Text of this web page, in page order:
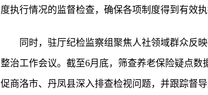
度执行情况的监督检查，确保各项制度得到有效执
同时，驻厅纪检监察组聚焦人社领域群众反
整治工作会议。截至6月底，筛查养老保险疑点
促商洛市、丹凤县深入排查检视问题，并跟踪督